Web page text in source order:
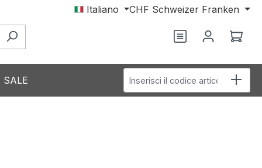
Italiano CHF Schweizer Franken
Il
SALE Inserisci il codice articolo